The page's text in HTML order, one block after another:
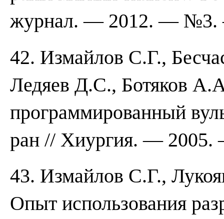
журнал. — 2012. — №3.
42. Измайлов С.Г.,
Ледяев Д.С., Ботяков
программированный
ран // Хиургия. —
43. Измайлов С.Г.,
Опыт использования